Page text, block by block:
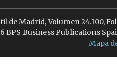
de Madrid, Volumen 24.100,
BPS Business Publications
Mapa